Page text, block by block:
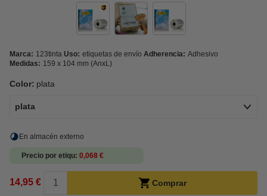
Marca: 123tinta Uso: etiquetas de envío Adherencia: Adhesivo
Medidas: 159 x 104 mm (AnxL)
Color: plata
plata
En almacén externo
Precio por etiqu 0,068 €
14,95 € Comprar